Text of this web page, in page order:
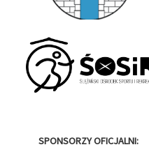
SPONSORZY OFICJALNI: